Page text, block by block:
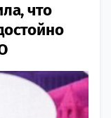
что